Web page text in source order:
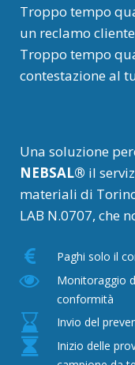
Troppo tempo
un reclamo
Troppo tempo
contestazione al
Una soluzione
NEBSAL® il
materiali di
LAB N.0707, che
Paghi solo il
Monitoraggio
conformità
Invio del
Inizio delle